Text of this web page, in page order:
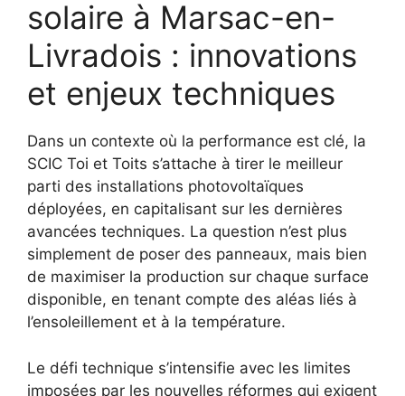
solaire à Marsac-en-
Livradois : innovations
et enjeux techniques
Dans un contexte où la performance est clé, la
SCIC Toi et Toits s’attache à tirer le meilleur
parti des installations photovoltaïques
déployées, en capitalisant sur les dernières
avancées techniques. La question n’est plus
simplement de poser des panneaux, mais bien
de maximiser la production sur chaque surface
disponible, en tenant compte des aléas liés à
l’ensoleillement et à la température.
Le défi technique s’intensifie avec les limites
imposées par les nouvelles réformes qui exigent